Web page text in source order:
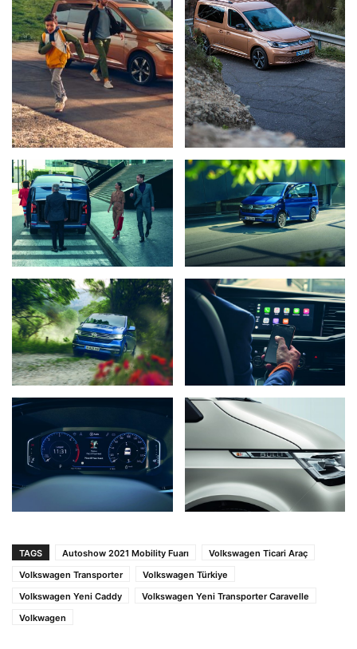
TAGS Autoshow 2021 Mobility Fuarı
Volkswagen Ticari Araç
Volkswagen Transporter
Volkswagen Türkiye
Volkswagen Yeni Caddy
Volkswagen Yeni Transporter Caravelle
Volkwagen